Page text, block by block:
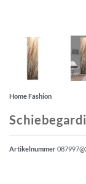
Home Fashion
Artikelnummer